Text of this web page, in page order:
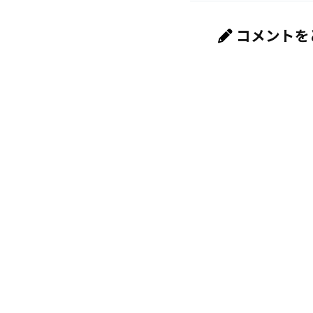
コメント